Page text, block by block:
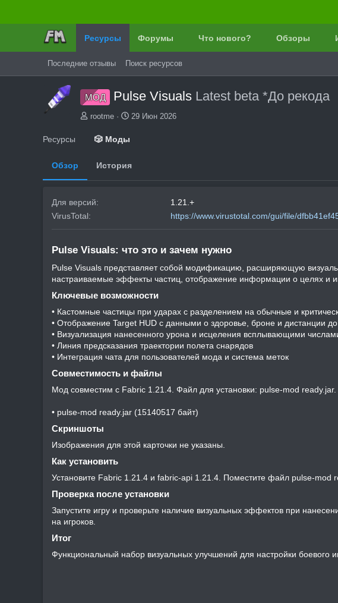
Ресурсы Форумы Что нового? Обзоры
Последние отзывы Поиск ресурсов
МОД Pulse Visuals Latest beta *До рекода
А
rootme
Д
о
з
29 Июн 2026
Ресурсы 🎲 Моды
Обзор История
Для версий
1.21.+
VirusTotal
https://www.virustotal.com/gui/file/
Pulse Visuals: что это и зачем нужно​
Pulse Visuals представляет собой модификацию, расширяющую
настраиваемые эффекты частиц, отображение информации о целях и
Ключевые возможности​
• Кастомные частицы при ударах с разделением на обычные и
• Отображение Target HUD с данными о здоровье, броне и дистанции
• Визуализация нанесенного урона и исцеления всплывающими
• Линия предсказания траектории полета снарядов
• Интеграция чата для пользователей мода и система меток
Совместимость и файлы​
Мод совместим с Fabric 1.21.4. Файл для установки: pulse-mod ready.jar.
• pulse-mod ready.jar (15140517 байт)
Скриншоты​
Изображения для этой карточки не указаны.
Как установить​
Установите Fabric 1.21.4 и fabric-api 1.21.4. Поместите файл pulse-mod
Проверка после установки​
Запустите игру и проверьте наличие визуальных эффектов при
на игроков.
Итог​
Функциональный набор визуальных улучшений для настройки боевого